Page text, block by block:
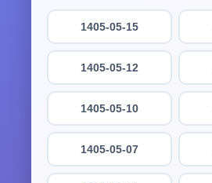
1405-05-15
1405-05-12
1405-05-10
1405-05-07